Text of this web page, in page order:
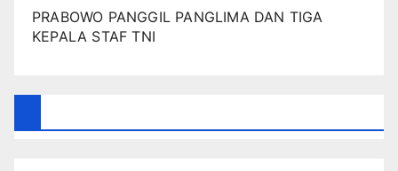
PRABOWO PANGGIL PANGLIMA DAN TIGA
KEPALA STAF TNI